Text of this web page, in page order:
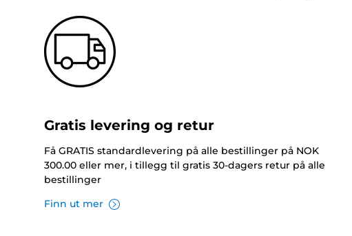
Gratis levering og retur
Få GRATIS standardlevering på alle bestillinger på NOK
300.00 eller mer, i tillegg til gratis 30-dagers retur på alle
bestillinger
Finn ut mer